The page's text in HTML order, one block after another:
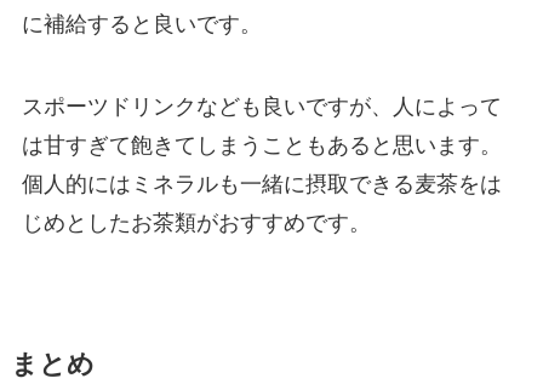
に補給すると良いです。
スポーツドリンクなども良いですが、人によって
は甘すぎて飽きてしまうこともあると思います。
個人的にはミネラルも一緒に摂取できる麦茶をは
じめとしたお茶類がおすすめです。
まとめ